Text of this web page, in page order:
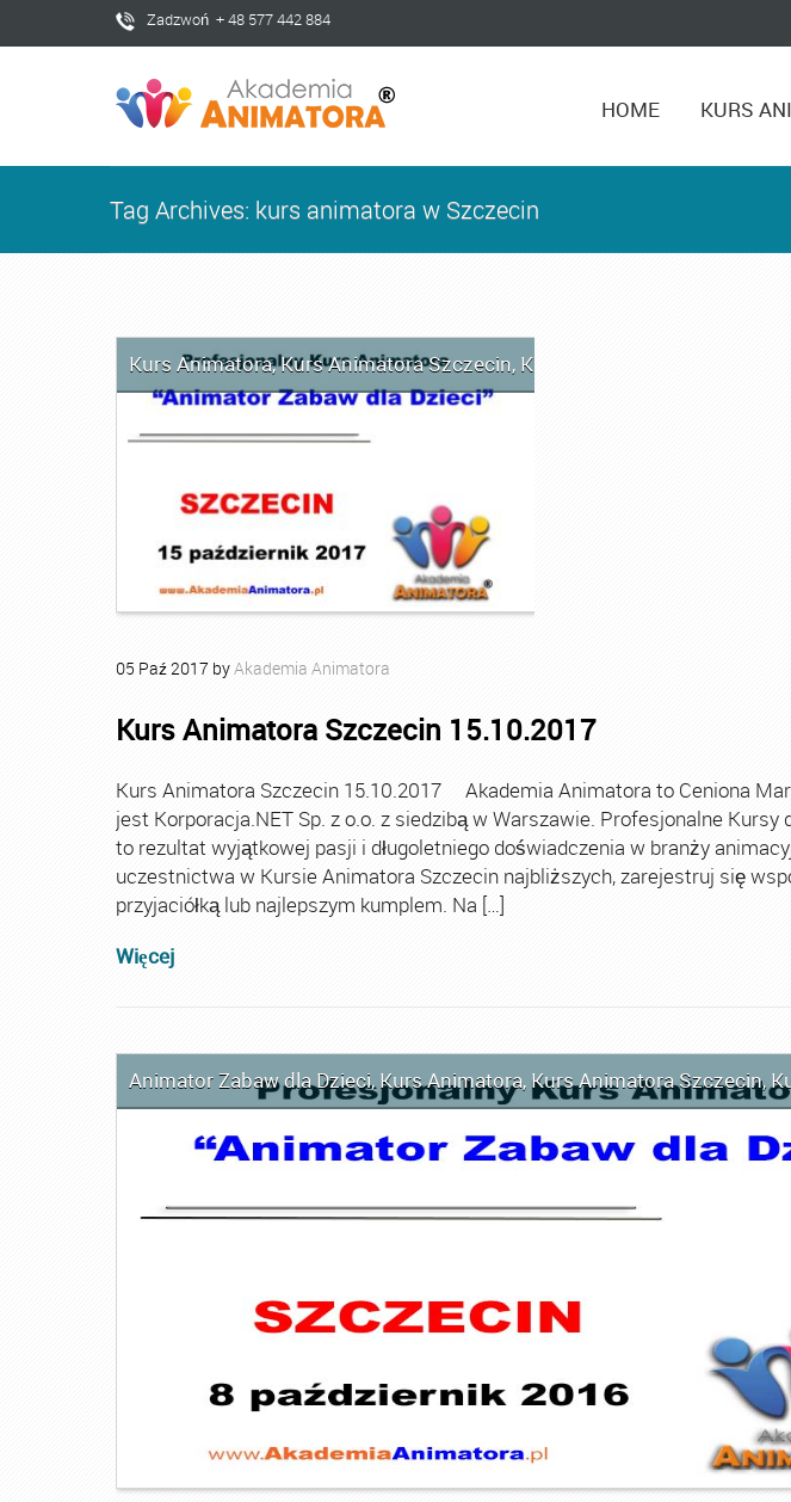
Zadzwoń + 48 577 442 884
HOME KURS
Tag Archives: kurs animatora w Szczecin
Kurs Animatora,Kurs Animatora Szczecin, Kurs Animatora Zabaw
05 Paź2017 byAkademia Animatora
Kurs Animatora Szczecin 15.10.2017
Kurs Animatora Szczecin 15.10.2017 Akademia Animatora to Ceniona
jest Korporacja.NET Sp. z o.o. z siedzibą w Warszawie. Profesjonalne
to rezultat wyjątkowej pasji i długoletniego doświadczenia w branży
uczestnictwa w Kursie Animatora Szczecin najbliższych, zarejestruj się
przyjaciółką lub najlepszym kumplem. Na […]
Więcej
Animator Zabaw dla Dzieci,Kurs Animatora, Kurs Animatora Szczecin,